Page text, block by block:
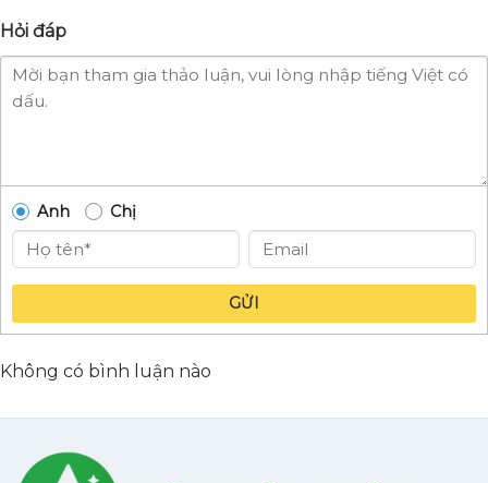
Hỏi đáp
Anh Chị
GỬI
Không có bình luận nào